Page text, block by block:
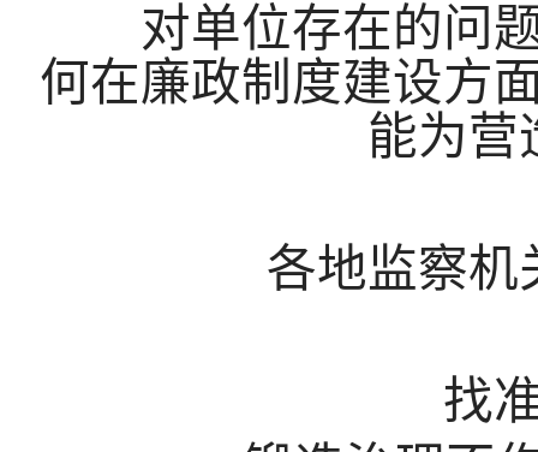
对单位存在的问题
何在廉政制度建设方
能为营
各地监察机关
找准